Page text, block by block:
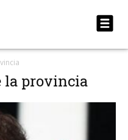
la provincia